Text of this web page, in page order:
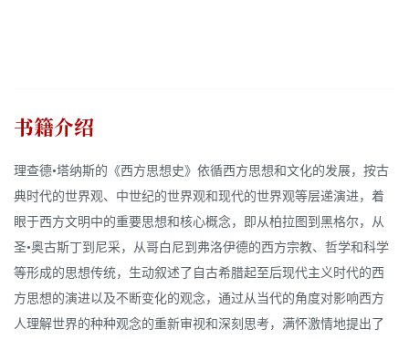
书籍介绍
理查德•塔纳斯的《西方思想史》依循西方思想和文化的发展，按古
典时代的世界观、中世纪的世界观和现代的世界观等层递演进，着
眼于西方文明中的重要思想和核心概念，即从柏拉图到黑格尔，从
圣•奥古斯丁到尼采，从哥白尼到弗洛伊德的西方宗教、哲学和科学
等形成的思想传统，生动叙述了自古希腊起至后现代主义时代的西
方思想的演进以及不断变化的观念，通过从当代的角度对影响西方
人理解世界的种种观念的重新审视和深刻思考，满怀激情地提出了